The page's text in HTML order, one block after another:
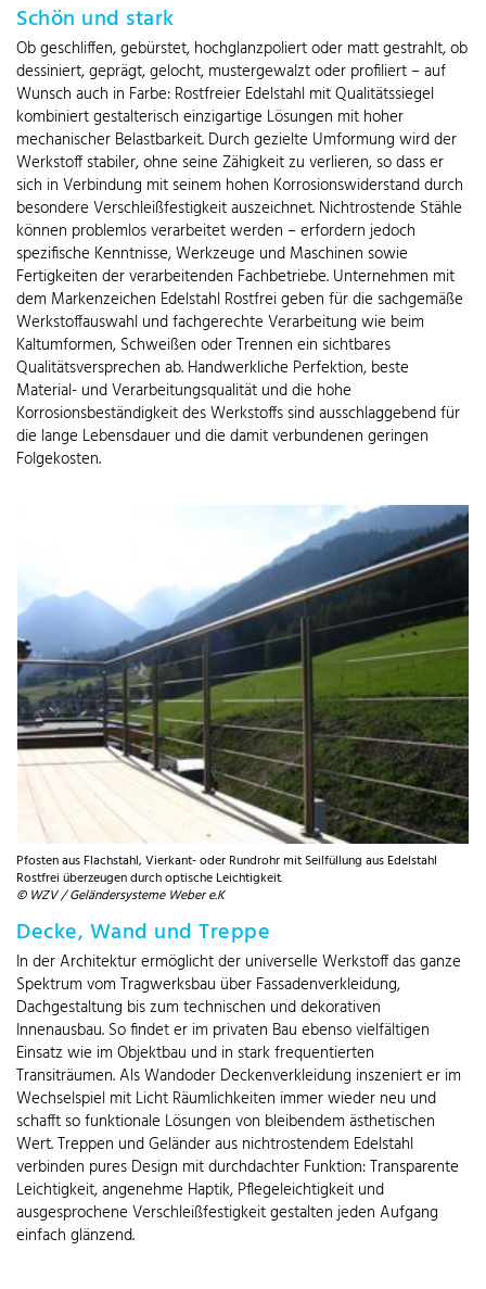
Schön und stark
Ob geschliffen, gebürstet, hochglanzpoliert oder matt gestrahlt, ob
dessiniert, geprägt, gelocht, mustergewalzt oder profiliert – auf
Wunsch auch in Farbe: Rostfreier Edelstahl mit Qualitätssiegel
kombiniert gestalterisch einzigartige Lösungen mit hoher
mechanischer Belastbarkeit. Durch gezielte Umformung wird der
Werkstoff stabiler, ohne seine Zähigkeit zu verlieren, so dass er
sich in Verbindung mit seinem hohen Korrosionswiderstand durch
besondere Verschleißfestigkeit auszeichnet. Nichtrostende Stähle
können problemlos verarbeitet werden – erfordern jedoch
spezifische Kenntnisse, Werkzeuge und Maschinen sowie
Fertigkeiten der verarbeitenden Fachbetriebe. Unternehmen mit
dem Markenzeichen Edelstahl Rostfrei geben für die sachgemäße
Werkstoffauswahl und fachgerechte Verarbeitung wie beim
Kaltumformen, Schweißen oder Trennen ein sichtbares
Qualitätsversprechen ab. Handwerkliche Perfektion, beste
Material- und Verarbeitungsqualität und die hohe
Korrosionsbeständigkeit des Werkstoffs sind ausschlaggebend für
die lange Lebensdauer und die damit verbundenen geringen
Folgekosten.
Pfosten aus Flachstahl, Vierkant- oder Rundrohr mit Seilfüllung aus Edelstahl
Rostfrei überzeugen durch optische Leichtigkeit.
© WZV / Geländersysteme Weber e.K
Decke, Wand und Treppe
In der Architektur ermöglicht der universelle Werkstoff das ganze
Spektrum vom Tragwerksbau über Fassadenverkleidung,
Dachgestaltung bis zum technischen und dekorativen
Innenausbau. So findet er im privaten Bau ebenso vielfältigen
Einsatz wie im Objektbau und in stark frequentierten
Transiträumen. Als Wandoder Deckenverkleidung inszeniert er im
Wechselspiel mit Licht Räumlichkeiten immer wieder neu und
schafft so funktionale Lösungen von bleibendem ästhetischen
Wert. Treppen und Geländer aus nichtrostendem Edelstahl
verbinden pures Design mit durchdachter Funktion: Transparente
Leichtigkeit, angenehme Haptik, Pflegeleichtigkeit und
ausgesprochene Verschleißfestigkeit gestalten jeden Aufgang
einfach glänzend.